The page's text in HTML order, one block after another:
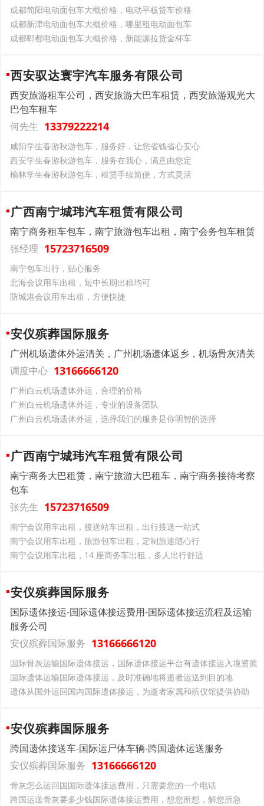
成都简阳电动面包车大概价格，电动平板货车价格
成都新津电动面包车大概价格，哪里租电动面包车
成都郫都电动面包车大概价格，新能源拉货金杯车
西安驭达寰宇汽车服务有限公司
西安旅游租车公司，西安旅游大巴车租赁，西安旅游观光大
巴包车租车
何先生 13379222214
咸阳学生春游秋游包车，服务好，让您省钱省心安心
西安学生春游秋游包车，服务在我心，满意由您定
榆林学生春游秋游包车，租赁手续简便，方式灵活
广西南宁城玮汽车租赁有限公司
南宁商务租车包车，南宁旅游包车出租，南宁会务包车租赁
张经理 15723716509
南宁包车出行，贴心服务
北海会议用车出租，短中长期出租均可
防城港会议用车出租，方便快捷
安仪殡葬国际服务
广州机场遗体外运清关，广州机场遗体返乡，机场骨灰清关
调度中心 13166666120
广州白云机场遗体外运，合理的价格
广州白云机场遗体外运，专业的设备团队
广州白云机场遗体外运，选择我们的服务是你明智的选择
广西南宁城玮汽车租赁有限公司
南宁商务大巴租赁，南宁旅游大巴租车，南宁商务接待考察
包车
张先生 15723716509
南宁会议用车出租，接送站车出租，出行接送一站式
南宁会议用车出租，旅游包车出租，定制旅途随心行
南宁会议用车出租，14 座商务车出租，多人出行舒适
安仪殡葬国际服务
国际遗体接运-国际遗体接运费用-国际遗体接运流程及运输
服务公司
安仪殡葬国际服务 13166666120
国际骨灰运输国际遗体接运，国际遗体接运平台有遗体接运入境资质
国际遗体运输国际遗体接运，及时准确地将逝者运送到目的地
遗体从国外运回国内国际遗体接运，为逝者家属和殡仪馆提供协助
安仪殡葬国际服务
跨国遗体接送车-国际运尸体车辆-跨国遗体运送服务
安仪殡葬国际服务 13166666120
骨灰怎么运回国国际遗体接运费用，只需要您的一个电话
跨国运送骨灰要多少钱国际遗体接运费用，想您所想，解您所急